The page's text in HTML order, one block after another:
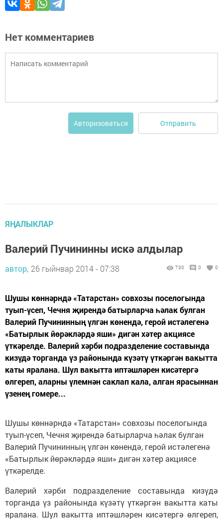
Нет комментариев
Авторизоваться Отправить
ЯҢАЛЫКЛАР
Валерий Пучининны искә алдылар
автор, 26 гыйнвар 2014 - 07:38 730 0 0
Шушы көннәрндә «Татарстан» совхозы поселогында
туып-үсеп, Чечня җирендә батырларча һәлак булган
Валерий Пучининның үлгән көнендә, герой истәлегенә
«Батырлык йөрәкләрдә яши» дигән хәтер акциясе
үткәрелде. Валерий хәрби подразделение составында
кизүдә торганда үз районында күзәтү үткәргән вакытта
каты яралана. Шул вакытта иптәшләрен кисәтергә
өлгереп, аларны үлемнән саклап кала, алган ярасыннан
үзенең гомере...
Шушы көннәрндә «Татарстан» совхозы поселогында
туып-үсеп, Чечня җирендә батырларча һәлак булган
Валерий Пучининның үлгән көнендә, герой истәлегенә
«Батырлык йөрәкләрдә яши» дигән хәтер акциясе
үткәрелде.
Валерий хәрби подразделение составында кизүдә
торганда үз районында күзәтү үткәргән вакытта каты
яралана. Шул вакытта иптәшләрен кисәтергә өлгереп,